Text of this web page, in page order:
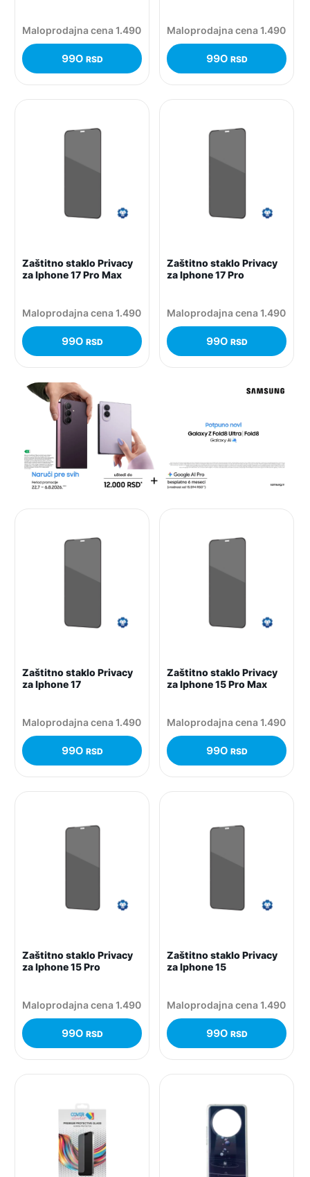
Maloprodajna cena 1.490
990 RSD
Maloprodajna cena 1.490
990 RSD
Zaštitno staklo Privacy
za Iphone 17 Pro Max
Maloprodajna cena 1.490
990 RSD
Zaštitno staklo Privacy
za Iphone 17 Pro
Maloprodajna cena 1.490
990 RSD
Zaštitno staklo Privacy
za Iphone 17
Maloprodajna cena 1.490
990 RSD
Zaštitno staklo Privacy
za Iphone 15 Pro Max
Maloprodajna cena 1.490
990 RSD
Zaštitno staklo Privacy
za Iphone 15 Pro
Maloprodajna cena 1.490
990 RSD
Zaštitno staklo Privacy
za Iphone 15
Maloprodajna cena 1.490
990 RSD